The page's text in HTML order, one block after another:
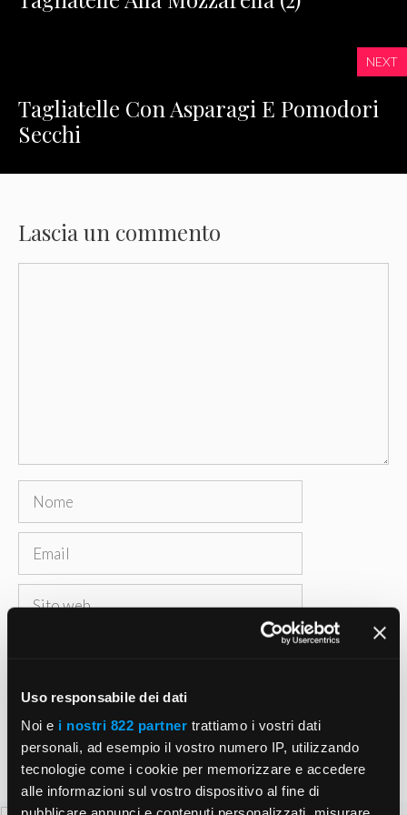
Uso responsabile dei dati
Noi e i nostri 822 partner trattiamo i vostri dati
personali, ad esempio il vostro numero IP, utilizzando
tecnologie come i cookie per memorizzare e accedere
alle informazioni sul vostro dispositivo al fine di
NEXT
Tagliatelle Con Asparagi E Pomodori
Secchi
Lascia un commento
Nome
Email
Sito
Salva il mio nome, email e sito web in questo